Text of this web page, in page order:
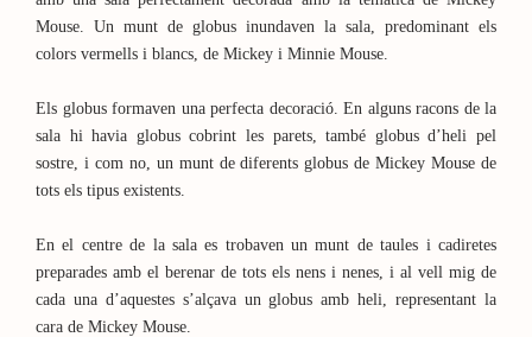
Mouse. Un munt de globus inundaven la sala, predominant els
colors vermells i blancs, de Mickey i Minnie Mouse.
Els globus formaven una perfecta decoració. En alguns racons de la
sala hi havia globus cobrint les parets, també globus d’heli pel
sostre, i com no, un munt de diferents globus de Mickey Mouse de
tots els tipus existents.
En el centre de la sala es trobaven un munt de taules i cadiretes
preparades amb el berenar de tots els nens i nenes, i al vell mig de
cada una d’aquestes s’alçava un globus amb heli, representant la
cara de Mickey Mouse.